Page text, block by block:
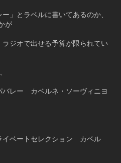
」とラベルに書いてあるのか、
が
ジオで出せる予算が限られてい
バレー　カベルネ・ソーヴィニヨ
イベートセレクション　カベル